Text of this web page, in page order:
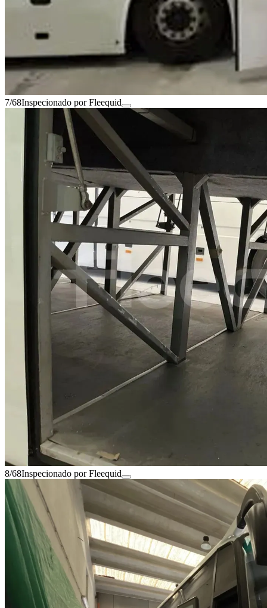
7/68Inspecionado por Fleequid
8/68Inspecionado por Fleequid